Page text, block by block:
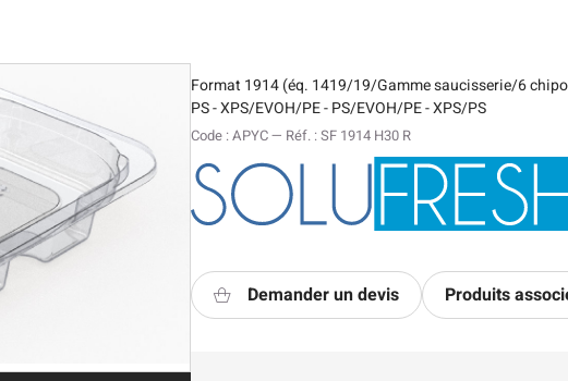
Format 1914 (éq. 1419/19/Gamme saucisserie/6
PS - XPS/EVOH/PE - PS/EVOH/PE - XPS/PS
Code : APYC — Réf. : SF 1914 H30 R
Demander un devis Produits